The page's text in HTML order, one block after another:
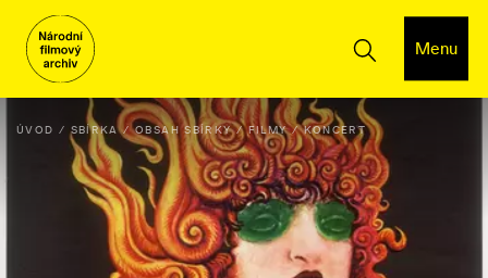
Menu
ÚVOD SBÍRKA OBSAH SBÍRKY FILMY KONCERT